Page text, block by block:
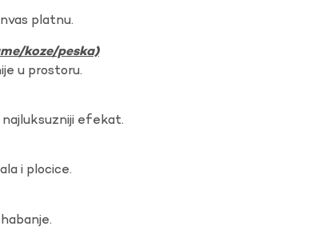
platnu.
koze/peska)
u prostoru.
najluksuzniji efekat.
i plocice.